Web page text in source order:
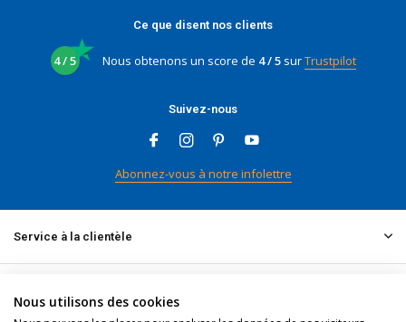
Ce que disent nos clients
4 / 5 Nous obtenons un score de 4 / 5surTrustpilot
Suivez-nous
Abonnez-vous à notre infolettre
Service à la clientèle
Nous utilisons des cookies